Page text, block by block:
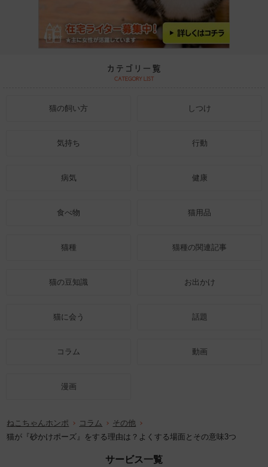
猫の飼い方 しつけ
気持ち 行動
病気 健康
食べ物 猫用品
猫種 猫種の関連記事
猫の豆知識 お出かけ
猫に会う 話題
コラム 動画
漫画
ねこちゃんホンポ コラム
その他
猫が『砂かけポーズ』をする理由は？よくする場面とその意味3つ
サービス一覧